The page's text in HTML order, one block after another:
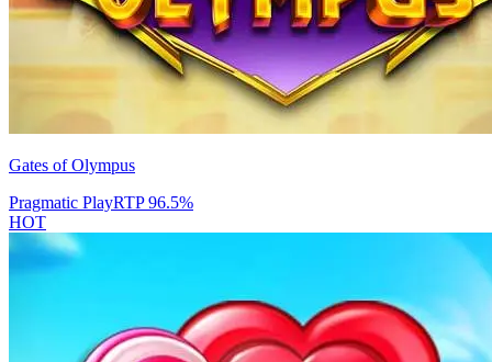
Gates of Olympus
Pragmatic PlayRTP96.5%
HOT